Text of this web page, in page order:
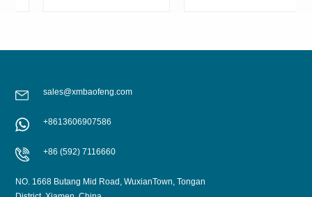
sales@xmbaofeng.com
+8613606907586
+86 (592) 7116660
NO. 1668 Butang Mid Road, WuxianTown, Tongan